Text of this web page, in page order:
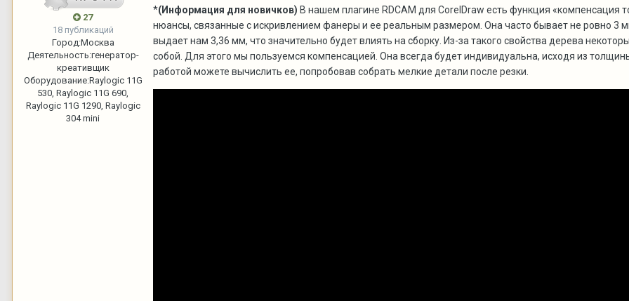
27
18 публикаций
Город:Москва
Деятельность:генератор-
креативщик
Оборудование:Raylogic 11G
530, Raylogic 11G 690,
Raylogic 11G 1290, Raylogic
304 mini
*(Информация для новичков) В нашем плагине RDCAM для CorelDraw есть функция «компенсация
нюансы, связанные с искривлением фанеры и ее реальным размером. Она часто бывает не ровно 3
выдает нам 3,36 мм, что значительно будет влиять на сборку. Из-за такого свойства дерева
собой. Для этого мы пользуемся компенсацией. Она всегда будет индивидуальна, исходя из
работой можете вычислить ее, попробовав собрать мелкие детали после резки.